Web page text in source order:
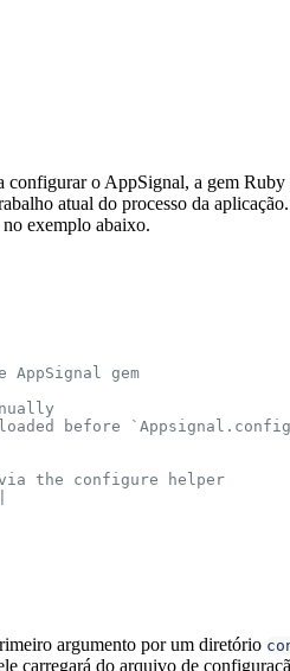
configurar o AppSignal, a gem
atual do processo da
exemplo abaixo.
AppSignal gem
before
the configure helper
argumento por um diretório
carregará do arquivo de